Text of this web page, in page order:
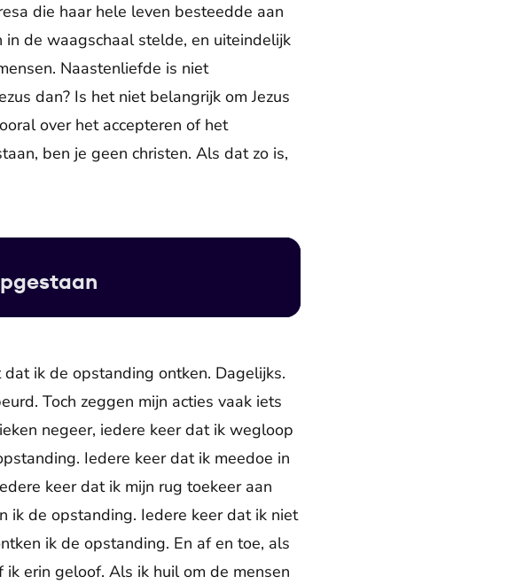
die haar hele leven besteedde aan
de waagschaal stelde, en uiteindelijk
Naastenliefde is niet
dan? Is het niet belangrijk om Jezus
over het accepteren of het
ben je geen christen. Als dat zo is,
ik de opstanding ontken. Dagelijks.
Toch zeggen mijn acties vaak iets
negeer, iedere keer dat ik wegloop
Iedere keer dat ik meedoe in
keer dat ik mijn rug toekeer aan
ik de opstanding. Iedere keer dat ik niet
ik de opstanding. En af en toe, als
erin geloof. Als ik huil om de mensen